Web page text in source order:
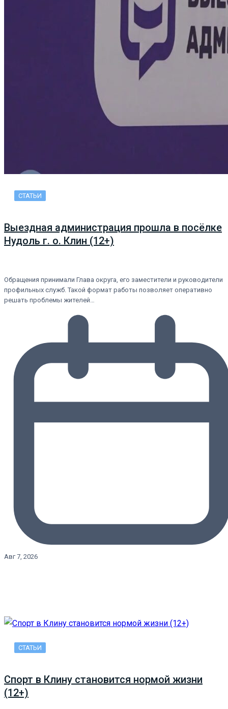
СТАТЬИ
Выездная администрация прошла в посёлке
Нудоль г. о. Клин (12+)
Обращения принимали Глава округа, его заместители и руководители
профильных служб. Такой формат работы позволяет оперативно
решать проблемы жителей…
Авг 7, 2026
СТАТЬИ
Спорт в Клину становится нормой жизни
(12+)